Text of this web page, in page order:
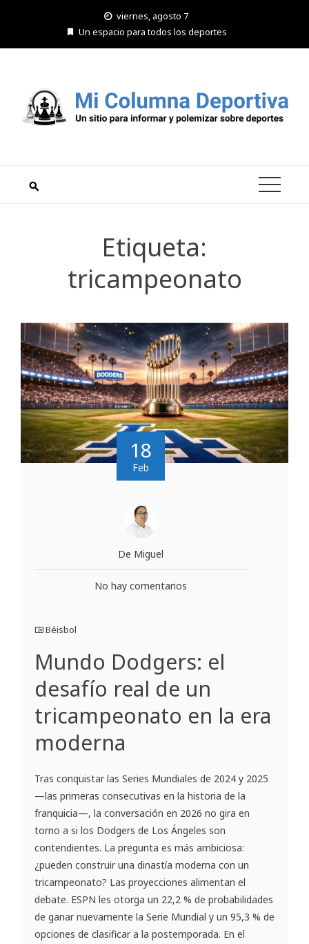
viernes, agosto 7
Un espacio para todos los deportes
Etiqueta:
tricampeonato
18
Feb
De Miguel
No hay comentarios
Béisbol
Mundo Dodgers: el
desafío real de un
tricampeonato en la era
moderna
Tras conquistar las Series Mundiales de 2024 y 2025
—las primeras consecutivas en la historia de la
franquicia—, la conversación en 2026 no gira en
torno a si los Dodgers de Los Ángeles son
contendientes. La pregunta es más ambiciosa:
¿pueden construir una dinastía moderna con un
tricampeonato? Las proyecciones alimentan el
debate. ESPN les otorga un 22,2 % de probabilidades
de ganar nuevamente la Serie Mundial y un 95,3 % de
opciones de clasificar a la postemporada. En el